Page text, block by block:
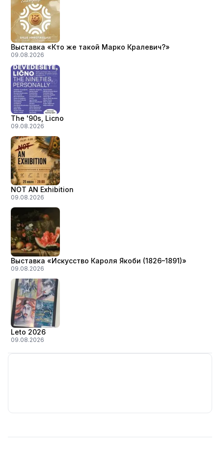
Выставка «Кто же такой Марко Кралевич?»
09.08.2026
The '90s, Licno
09.08.2026
NOT AN Exhibition
09.08.2026
Выставка «Искусство Кароля Якоби (1826–1891)»
09.08.2026
Leto 2026
09.08.2026